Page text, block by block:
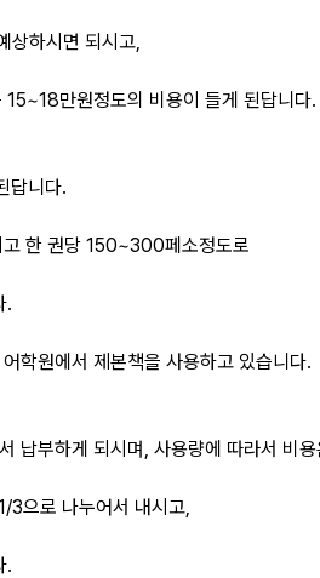
하시면 되시고,
만원정도의 비용이 들게 된답니다.
답니다.
고 한 권당 150~300페소정도로
.
학원에서 제본책을 사용하고 있습니다.
납부하게 되시며, 사용량에 따라서 비
3으로 나누어서 내시고,
.